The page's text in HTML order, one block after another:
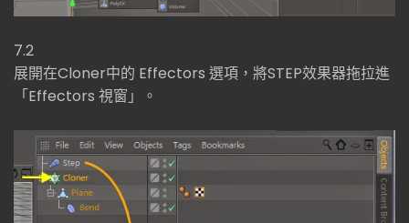
7.2
展開在Cloner中的 Effectors 選項，將STEP效果器拖拉進
「Effectors 視窗」。